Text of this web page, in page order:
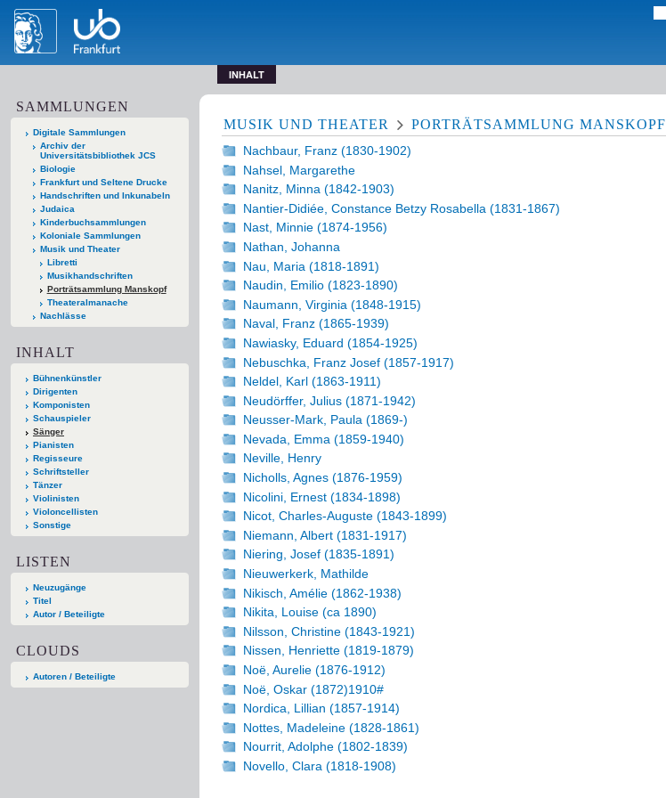
INHALT
SAMMLUNGEN
Digitale Sammlungen
Archiv der
Universitätsbibliothek JCS
Biologie
Frankfurt und Seltene Drucke
Handschriften und Inkunabeln
Judaica
Kinderbuchsammlungen
Koloniale Sammlungen
Musik und Theater
Libretti
Musikhandschriften
Porträtsammlung Manskopf
Theateralmanache
Nachlässe
INHALT
Bühnenkünstler
Dirigenten
Komponisten
Schauspieler
Sänger
Pianisten
Regisseure
Schriftsteller
Tänzer
Violinisten
Violoncellisten
Sonstige
LISTEN
Neuzugänge
Titel
Autor / Beteiligte
CLOUDS
Autoren / Beteiligte
MUSIK UND THEATER PORTRÄTSAMMLUNG MANSKOPF
Nachbaur, Franz (1830-1902)
Nahsel, Margarethe
Nanitz, Minna (1842-1903)
Nantier-Didiée, Constance Betzy Rosabella (1831-1867)
Nast, Minnie (1874-1956)
Nathan, Johanna
Nau, Maria (1818-1891)
Naudin, Emilio (1823-1890)
Naumann, Virginia (1848-1915)
Naval, Franz (1865-1939)
Nawiasky, Eduard (1854-1925)
Nebuschka, Franz Josef (1857-1917)
Neldel, Karl (1863-1911)
Neudörffer, Julius (1871-1942)
Neusser-Mark, Paula (1869-)
Nevada, Emma (1859-1940)
Neville, Henry
Nicholls, Agnes (1876-1959)
Nicolini, Ernest (1834-1898)
Nicot, Charles-Auguste (1843-1899)
Niemann, Albert (1831-1917)
Niering, Josef (1835-1891)
Nieuwerkerk, Mathilde
Nikisch, Amélie (1862-1938)
Nikita, Louise (ca 1890)
Nilsson, Christine (1843-1921)
Nissen, Henriette (1819-1879)
Noë, Aurelie (1876-1912)
Noë, Oskar (1872)1910#
Nordica, Lillian (1857-1914)
Nottes, Madeleine (1828-1861)
Nourrit, Adolphe (1802-1839)
Novello, Clara (1818-1908)